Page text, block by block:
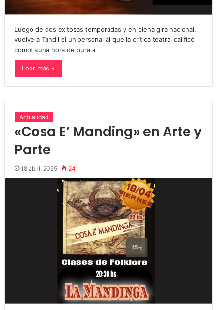
Luego de dos exitosas temporadas y en plena gira nacional,
vuelve a Tandil el unipersonal al que la crítica teatral calificó
como: «una hora de pura a
Leer más »
Actualidad
«Cosa E’ Manding» en Arte y
Parte
18 abril, 2025 241